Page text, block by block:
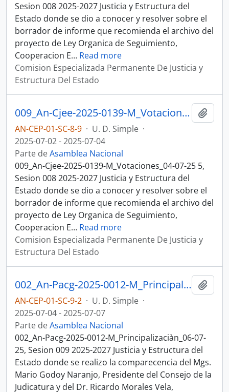
Sesion 008 2025-2027 Justicia y Estructura del
Estado donde se dio a conocer y resolver sobre el
borrador de informe que recomienda el archivo del
proyecto de Ley Organica de Seguimiento,
Cooperacion E… Read more
Comision Especializada Permanente De Justicia y
Estructura Del Estado
009_An-Cjee-2025-0139-M_Votaciones_04-07-25, Sesion 008 Justicia y Estructura del Estado
AN-CEP-01-SC-8-9 · U. D. Simple ·
2025-07-02 - 2025-07-04
Parte deAsamblea Nacional
009_An-Cjee-2025-0139-M_Votaciones_04-07-25 5,
Sesion 008 2025-2027 Justicia y Estructura del
Estado donde se dio a conocer y resolver sobre el
borrador de informe que recomienda el archivo del
proyecto de Ley Organica de Seguimiento,
Cooperacion E… Read more
Comision Especializada Permanente De Justicia y
Estructura Del Estado
002_An-Pacg-2025-0012-M_Principalizaciàn_06-07-25, Sesion 009 Justicia y Estructura del Estado
AN-CEP-01-SC-9-2 · U. D. Simple ·
2025-07-04 - 2025-07-07
Parte deAsamblea Nacional
002_An-Pacg-2025-0012-M_Principalizaciàn_06-07-
25, Sesion 009 2025-2027 Justicia y Estructura del
Estado donde se realizo la comparecencia del Mgs.
Mario Godoy Naranjo, Presidente del Consejo de la
Judicatura y del Dr. Ricardo Morales Vela,